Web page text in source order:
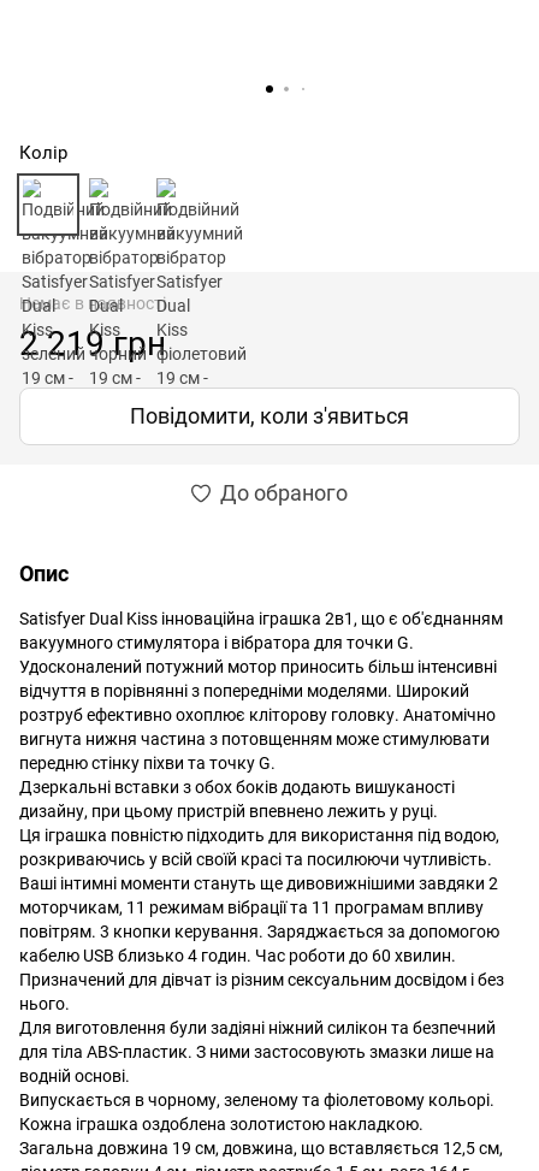
Колір
Немає в наявності
2 219 грн
Повідомити, коли з'явиться
До обраного
Опис
Satisfyer Dual Kiss інноваційна іграшка 2в1, що є об'єднанням
вакуумного стимулятора і вібратора для точки G.
Удосконалений потужний мотор приносить більш інтенсивні
відчуття в порівнянні з попередніми моделями. Широкий
розтруб ефективно охоплює кліторову головку. Анатомічно
вигнута нижня частина з потовщенням може стимулювати
передню стінку піхви та точку G.
Дзеркальні вставки з обох боків додають вишуканості
дизайну, при цьому пристрій впевнено лежить у руці.
Ця іграшка повністю підходить для використання під водою,
розкриваючись у всій своїй красі та посилюючи чутливість.
Ваші інтимні моменти стануть ще дивовижнішими завдяки 2
моторчикам, 11 режимам вібрації та 11 програмам впливу
повітрям. 3 кнопки керування. Заряджається за допомогою
кабелю USB близько 4 годин. Час роботи до 60 хвилин.
Призначений для дівчат із різним сексуальним досвідом і без
нього.
Для виготовлення були задіяні ніжний силікон та безпечний
для тіла ABS-пластик. З ними застосовують змазки лише на
водній основі.
Випускається в чорному, зеленому та фіолетовому кольорі.
Кожна іграшка оздоблена золотистою накладкою.
Загальна довжина 19 см, довжина, що вставляється 12,5 см,